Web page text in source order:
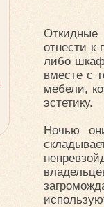
Откидные
отнести к
либо
вместе с
мебели,
эстетику.
Ночью